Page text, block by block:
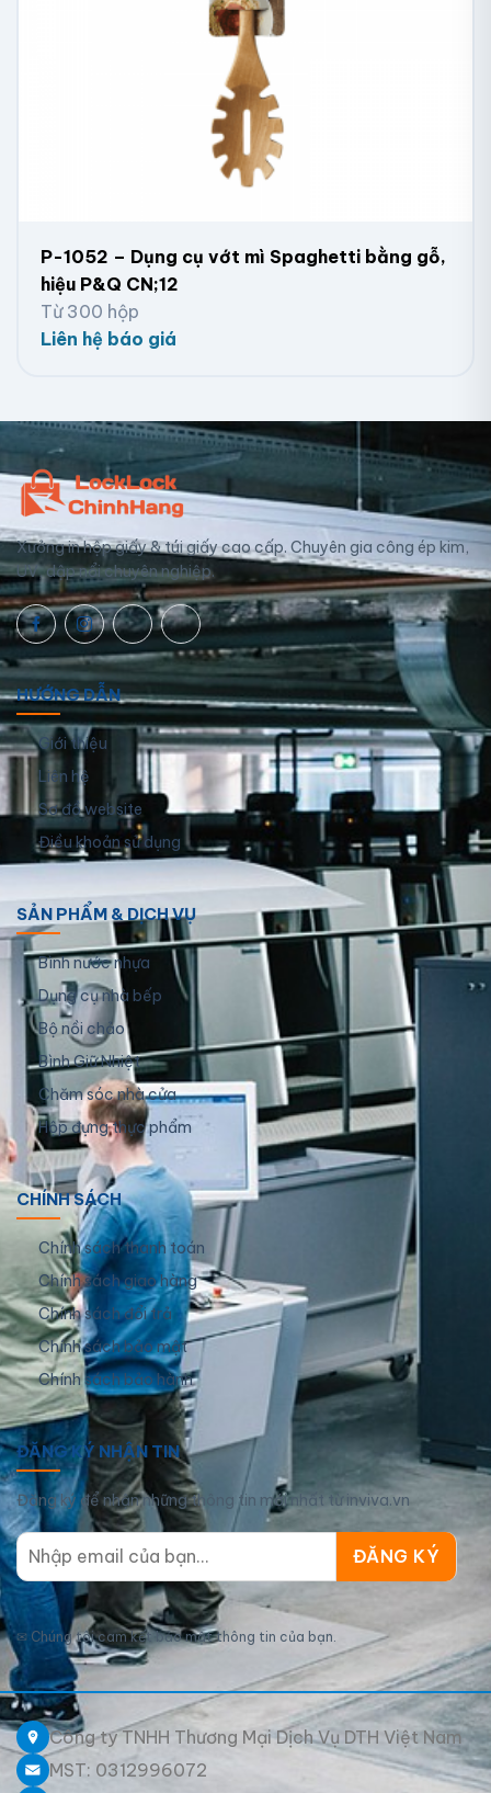
P-1052 – Dụng cụ vớt mì Spaghetti bằng gỗ,
hiệu P&Q CN;12
Từ 300 hộp
Liên hệ báo giá
Xưởng in hộp giấy & túi giấy cao cấp. Chuyên gia công ép kim,
UV, dập nổi chuyên nghiệp.
HƯỚNG DẪN
Giới thiệu
Liên hệ
Sơ đồ website
Điều khoản sử dụng
SẢN PHẨM & DỊCH VỤ
Bình nước nhựa
Dụng cụ nhà bếp
Bộ nồi chảo
Bình Giữ Nhiệt
Chăm sóc nhà cửa
Hộp đựng thực phẩm
CHÍNH SÁCH
Chính sách thanh toán
Chính sách giao hàng
Chính sách đổi trả
Chính sách bảo mật
Chính sách bảo hành
ĐĂNG KÝ NHẬN TIN
Đăng ký để nhận những thông tin mới nhất từ inviva.vn
✉ Chúng tôi cam kết bảo mật thông tin của bạn.
Công ty TNHH Thương Mại Dịch Vụ DTH Việt Nam
MST: 0312996072